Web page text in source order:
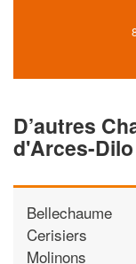
D’autres
d'Arces-Dilo
Bellechaume
Cerisiers
Molinons